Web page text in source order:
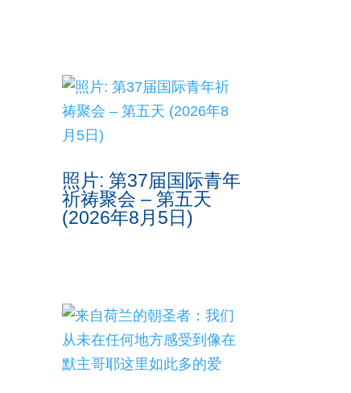
照片: 第37届国际青年
祈祷聚会 – 第五天
(2026年8月5日)